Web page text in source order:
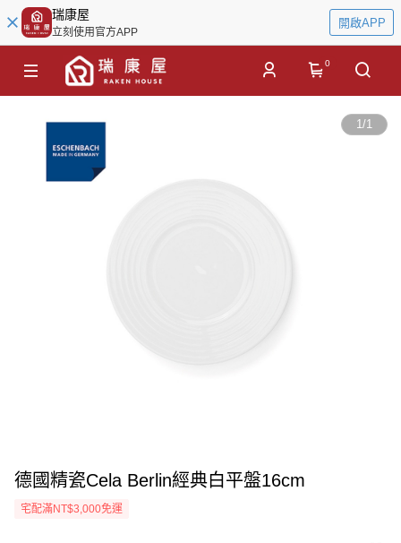
瑞康屋
立刻使用官方APP
開啟APP
0
1/1
德國精瓷Cela Berlin經典白平盤16cm
宅配滿NT$3,000免運